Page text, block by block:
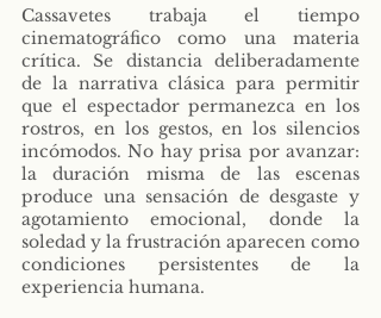
Cassavetes trabaja el tiempo
cinematográfico como una materia
crítica. Se distancia deliberadamente
de la narrativa clásica para permitir
que el espectador permanezca en los
rostros, en los gestos, en los silencios
incómodos. No hay prisa por avanzar:
la duración misma de las escenas
produce una sensación de desgaste y
agotamiento emocional, donde la
soledad y la frustración aparecen como
condiciones persistentes de la
experiencia humana.